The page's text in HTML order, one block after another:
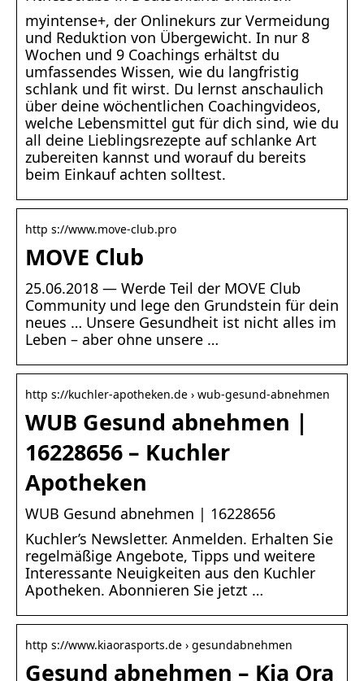
myintense+, der Onlinekurs zur Vermeidung
und Reduktion von Übergewicht. In nur 8
Wochen und 9 Coachings erhältst du
umfassendes Wissen, wie du langfristig
schlank und fit wirst. Du lernst anschaulich
über deine wöchentlichen Coachingvideos,
welche Lebensmittel gut für dich sind, wie du
all deine Lieblingsrezepte auf schlanke Art
zubereiten kannst und worauf du bereits
beim Einkauf achten solltest.
http s://www.move-club.pro
MOVE Club
25.06.2018 — Werde Teil der MOVE Club
Community und lege den Grundstein für dein
neues … Unsere Gesundheit ist nicht alles im
Leben – aber ohne unsere …
http s://kuchler-apotheken.de › wub-gesund-abnehmen
WUB Gesund abnehmen |
16228656 – Kuchler
Apotheken
WUB Gesund abnehmen | 16228656
Kuchler’s Newsletter. Anmelden. Erhalten Sie
regelmäßige Angebote, Tipps und weitere
Interessante Neuigkeiten aus den Kuchler
Apotheken. Abonnieren Sie jetzt …
http s://www.kiaorasports.de › gesundabnehmen
Gesund abnehmen – Kia Ora